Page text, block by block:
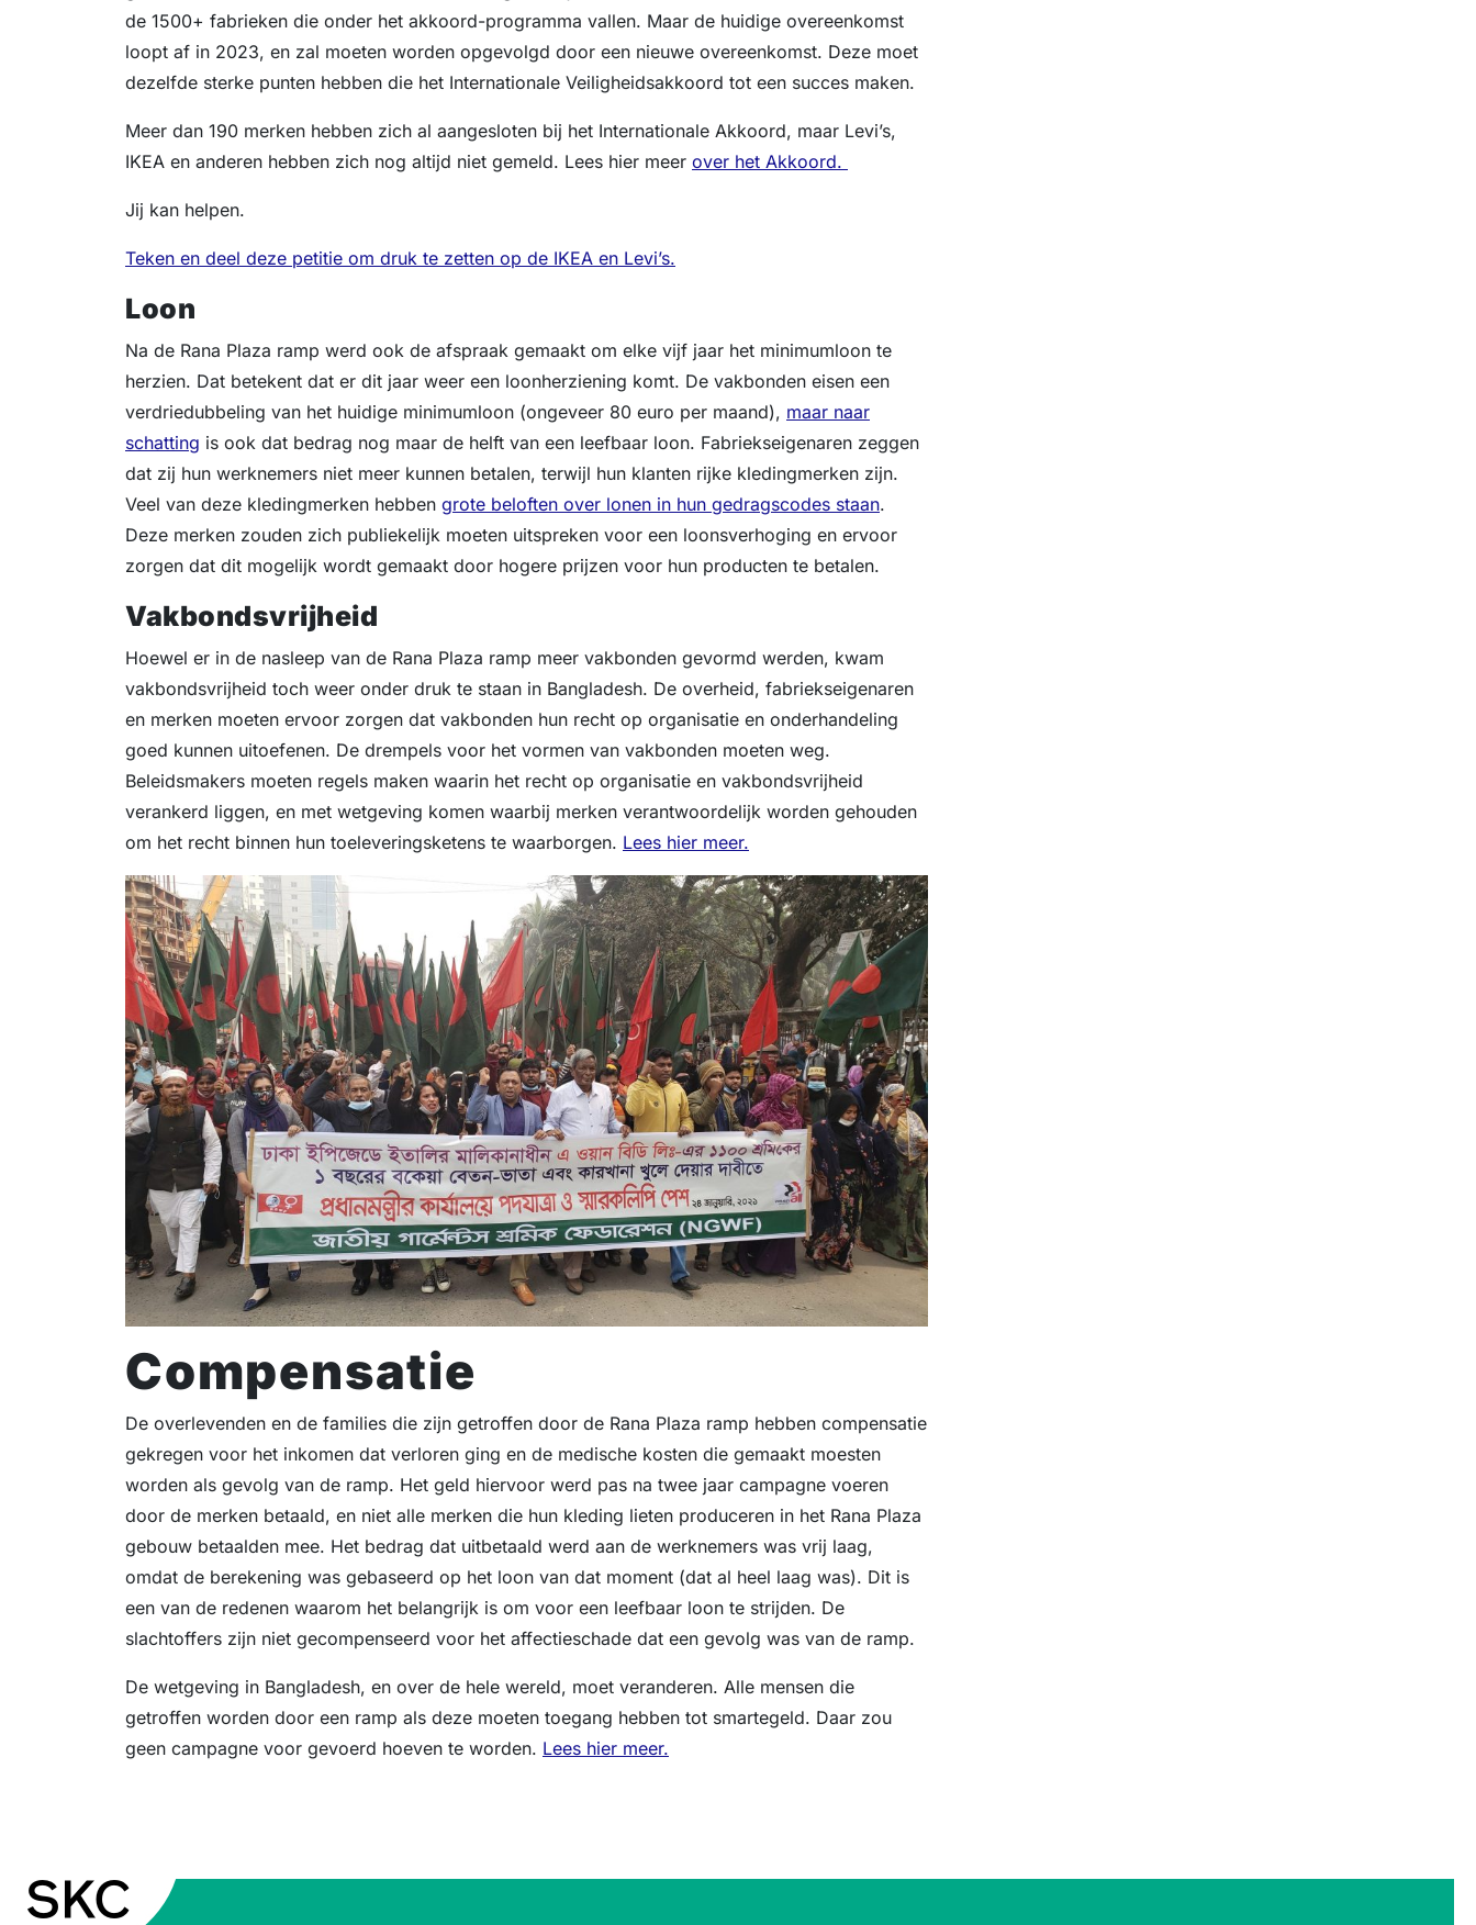
de 1500+ fabrieken die onder het akkoord-programma vallen. Maar de huidige overeenkomst
loopt af in 2023, en zal moeten worden opgevolgd door een nieuwe overeenkomst. Deze moet
dezelfde sterke punten hebben die het Internationale Veiligheidsakkoord tot een succes maken.
Meer dan 190 merken hebben zich al aangesloten bij het Internationale Akkoord, maar Levi’s,
IKEA en anderen hebben zich nog altijd niet gemeld. Lees hier meer over het Akkoord.
Jij kan helpen.
Teken en deel deze petitie om druk te zetten op de IKEA en Levi’s.
Loon
Na de Rana Plaza ramp werd ook de afspraak gemaakt om elke vijf jaar het minimumloon te
herzien. Dat betekent dat er dit jaar weer een loonherziening komt. De vakbonden eisen een
verdriedubbeling van het huidige minimumloon (ongeveer 80 euro per maand), maar naar
schatting is ook dat bedrag nog maar de helft van een leefbaar loon. Fabriekseigenaren zeggen
dat zij hun werknemers niet meer kunnen betalen, terwijl hun klanten rijke kledingmerken zijn.
Veel van deze kledingmerken hebben grote beloften over lonen in hun gedragscodes staan.
Deze merken zouden zich publiekelijk moeten uitspreken voor een loonsverhoging en ervoor
zorgen dat dit mogelijk wordt gemaakt door hogere prijzen voor hun producten te betalen.
Vakbondsvrijheid
Hoewel er in de nasleep van de Rana Plaza ramp meer vakbonden gevormd werden, kwam
vakbondsvrijheid toch weer onder druk te staan in Bangladesh. De overheid, fabriekseigenaren
en merken moeten ervoor zorgen dat vakbonden hun recht op organisatie en onderhandeling
goed kunnen uitoefenen. De drempels voor het vormen van vakbonden moeten weg.
Beleidsmakers moeten regels maken waarin het recht op organisatie en vakbondsvrijheid
verankerd liggen, en met wetgeving komen waarbij merken verantwoordelijk worden gehouden
om het recht binnen hun toeleveringsketens te waarborgen. Lees hier meer.
Compensatie
De overlevenden en de families die zijn getroffen door de Rana Plaza ramp hebben compensatie
gekregen voor het inkomen dat verloren ging en de medische kosten die gemaakt moesten
worden als gevolg van de ramp. Het geld hiervoor werd pas na twee jaar campagne voeren
door de merken betaald, en niet alle merken die hun kleding lieten produceren in het Rana Plaza
gebouw betaalden mee. Het bedrag dat uitbetaald werd aan de werknemers was vrij laag,
omdat de berekening was gebaseerd op het loon van dat moment (dat al heel laag was). Dit is
een van de redenen waarom het belangrijk is om voor een leefbaar loon te strijden. De
slachtoffers zijn niet gecompenseerd voor het affectieschade dat een gevolg was van de ramp.
De wetgeving in Bangladesh, en over de hele wereld, moet veranderen. Alle mensen die
getroffen worden door een ramp als deze moeten toegang hebben tot smartegeld. Daar zou
geen campagne voor gevoerd hoeven te worden. Lees hier meer.